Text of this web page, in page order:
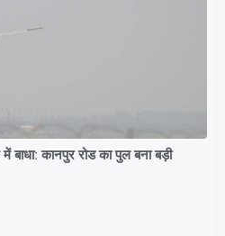
कानपुर रोड का पुल बना बड़ी